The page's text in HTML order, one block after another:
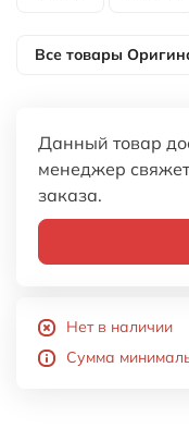
Все товары
Данный товар
менеджер
заказа.
Нет в наличии
Сумма